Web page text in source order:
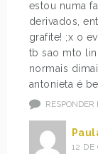
estou numa
derivados,
grafite! ;x o
tb sao mto
normais
antonieta é
RESPONDER
12